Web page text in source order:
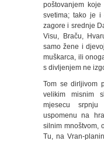
poštovanjem
svetima; tako je i
zagore i srednje
Visu, Braču,
samo žene i
muškarca, ili
s divljenjem ne
Tom se dirljivom
velikim misnim
mjesecu
uspomenu na
silnim mnoštvom,
Tu, na Vran-